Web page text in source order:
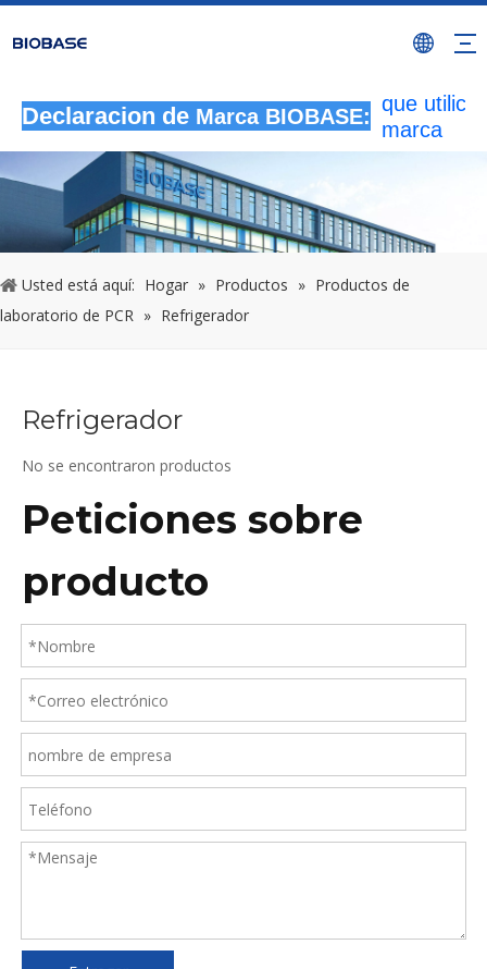
Declaracion de Marca BIOBASE:
que
marca
BIOBASE
una
Usted está aquí: Hogar » Productos » Productos de
laboratorio de PCR » Refrigerador
Refrigerador
No se encontraron productos
Peticiones sobre
producto